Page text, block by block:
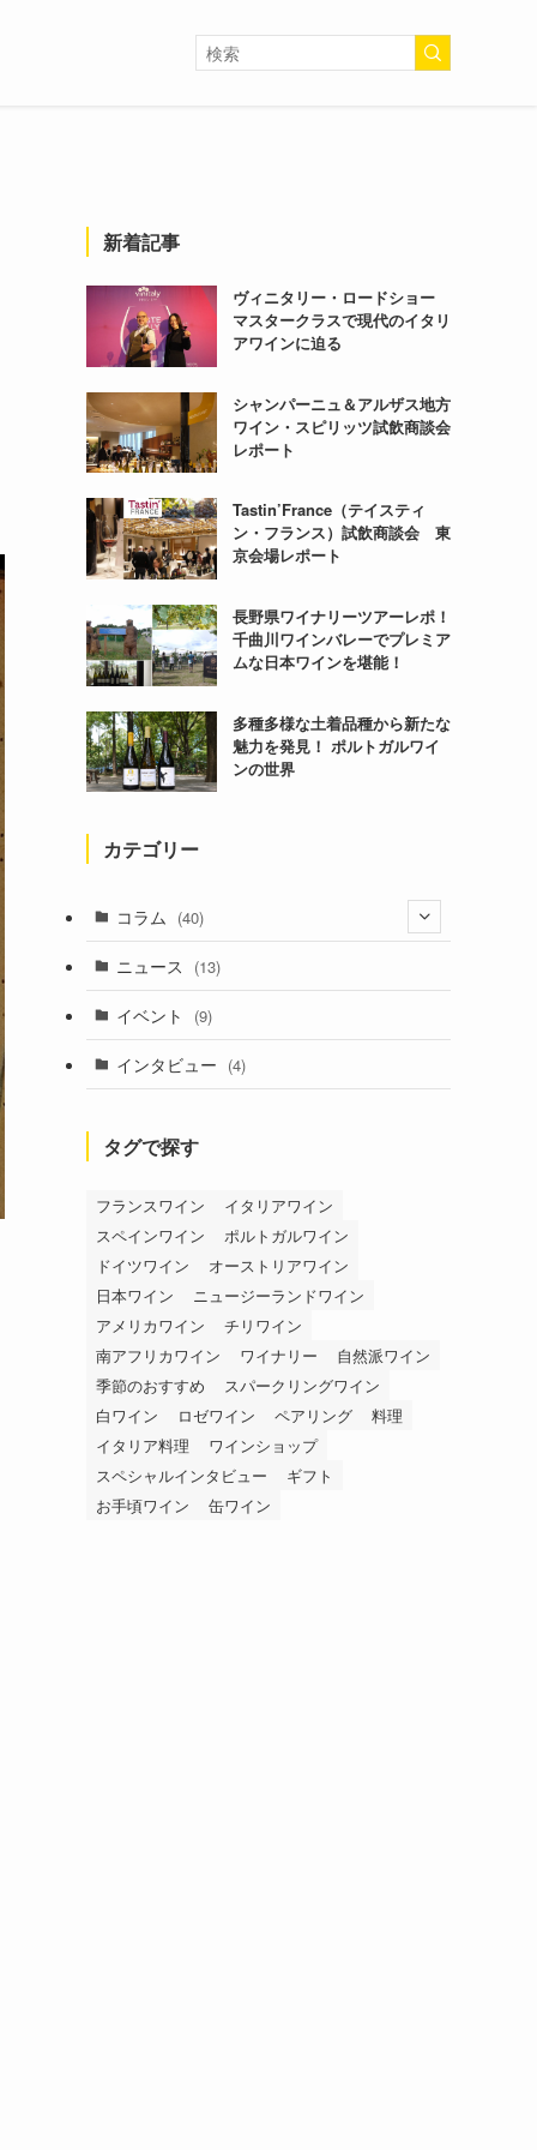
新着記事
ヴィニタリー・ロードショー
マスタークラスで現代のイタリ
アワインに迫る
シャンパーニュ＆アルザス地方
ワイン・スピリッツ試飲商談会
レポート
Tastin’France（テイスティ
ン・フランス）試飲商談会 東
京会場レポート
長野県ワイナリーツアーレポ！
千曲川ワインバレーでプレミア
ムな日本ワインを堪能！
多種多様な土着品種から新たな
魅力を発見！ ポルトガルワイ
ンの世界
カテゴリー
コラム (40)
(1)
(6)
ニュース (13)
イベント (9)
インタビュー (4)
タグで探す
フランスワイン
イタリアワイン
スペインワイン
ポルトガルワイン
ドイツワイン
オーストリアワイン
日本ワイン
ニュージーランドワイン
アメリカワイン
チリワイン
南アフリカワイン
ワイナリー
自然派ワイン
季節のおすすめ
スパークリングワイン
白ワイン
ロゼワイン ペアリング
料理
イタリア料理
ワインショップ
スペシャルインタビュー
ギフト
お手頃ワイン
缶ワイン